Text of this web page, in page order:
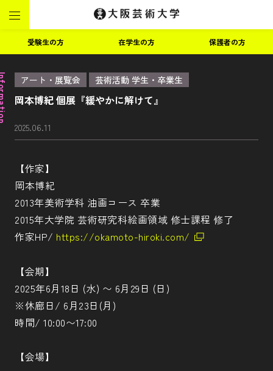
受験生の方 在学生の方 保護者の方
アート・展覧会 芸術活動 学生・卒業生
岡本博紀 個展『緩やかに解けて』
2025.06.11
【作家】
岡本博紀
2013年美術学科 油画コース 卒業
2015年大学院 芸術研究科絵画領域 修士課程 修了
作家HP/ https://okamoto-hiroki.com/
【会期】
2025年6月18日 (水) 〜 6月29日 (日)
※休廊日/ 6月23日(月)
時間/ 10:00〜17:00
【会場】